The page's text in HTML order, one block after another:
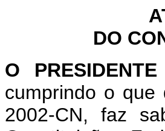
DO
O
cumprindo o
2002-CN, faz